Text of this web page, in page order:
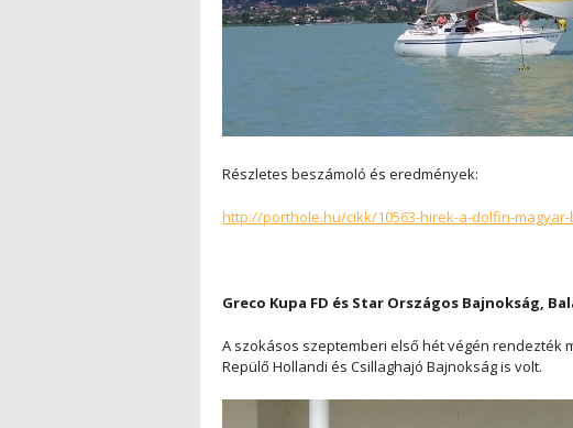
Részletes beszámoló és eredmények:
http://porthole.hu/cikk/10563-hirek-a-dolfin-
Greco Kupa FD és Star Országos Bajnokság,
A szokásos szeptemberi első hét végén rendezték
Repülő Hollandi és Csillaghajó Bajnokság is volt.